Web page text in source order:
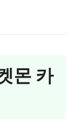
몬 카